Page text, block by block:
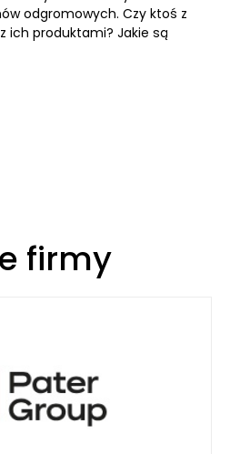
odgromowych. Czy ktoś z
ich produktami? Jakie są
firmy